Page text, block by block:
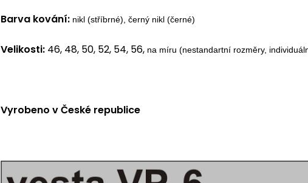
Barva kování: nikl (stříbrné), černý nikl (černé)
Velikosti: 46, 48, 50, 52, 54, 56, na míru (nestandartní rozměry,
Vyrobeno v České republice